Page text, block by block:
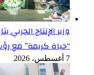
وزير الإنتاج
“حياة كريمة” مع
7 أغسطس، 2026